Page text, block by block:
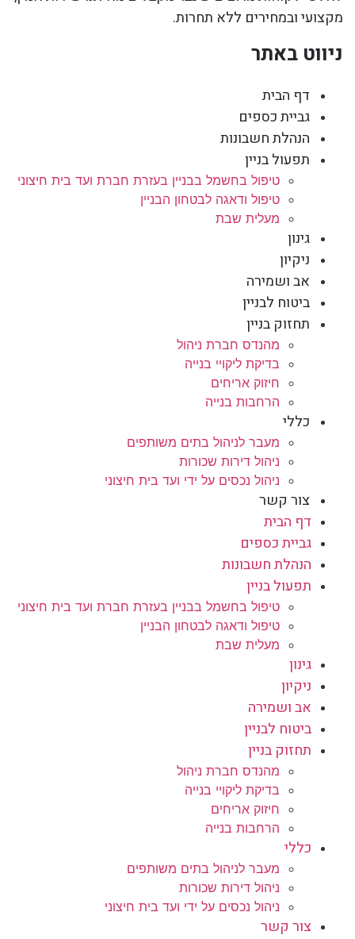
מקצועי ובמחירים ללא תחרות.
ניווט באתר
דף הבית
גביית כספים
הנהלת חשבונות
תפעול בניין
טיפול בחשמל בבניין בעזרת חברת ועד בית חיצוני
טיפול ודאגה לבטחון הבניין
מעלית שבת
גינון
ניקיון
אב ושמירה
ביטוח לבניין
תחזוק בניין
מהנדס חברת ניהול
בדיקת ליקויי בנייה
חיזוק אריחים
הרחבות בנייה
כללי
מעבר לניהול בתים משותפים
ניהול דירות שכורות
ניהול נכסים על ידי ועד בית חיצוני
צור קשר
דף הבית
גביית כספים
הנהלת חשבונות
תפעול בניין
טיפול בחשמל בבניין בעזרת חברת ועד בית חיצוני
טיפול ודאגה לבטחון הבניין
מעלית שבת
גינון
ניקיון
אב ושמירה
ביטוח לבניין
תחזוק בניין
מהנדס חברת ניהול
בדיקת ליקויי בנייה
חיזוק אריחים
הרחבות בנייה
כללי
מעבר לניהול בתים משותפים
ניהול דירות שכורות
ניהול נכסים על ידי ועד בית חיצוני
צור קשר